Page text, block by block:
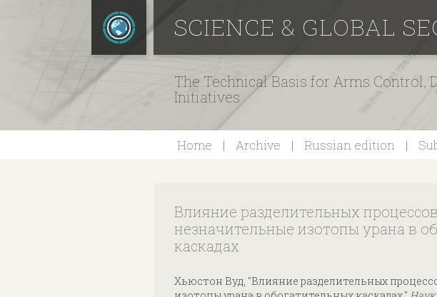
SCIENCE & GLOBAL
The Technical Basis for Arms
Initiatives
Home Archive Russian edition
Влияние разделительных
незначительные изотопы урана в
каскадах
Хьюстон Вуд, "Влияние разделительных